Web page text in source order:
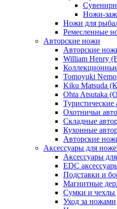
Ножи-
Ножи для
Ремесленные
Авторские ножи
Авторские
William Henry
Tomoyuki
Kiku Matsuda
Ohta Atsutaka
Туристические
Охотничьи
Складные
Кухонные
Авторские
Аксессуары для
Аксессуары
EDC
Подставки и
Магнитные
Сумки и чехлы
Уход за ножами